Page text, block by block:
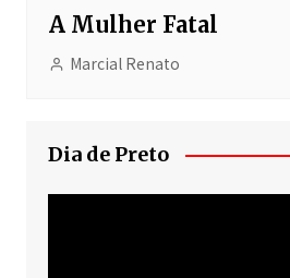
A Mulher Fatal
Marcial Renato
Dia de Preto